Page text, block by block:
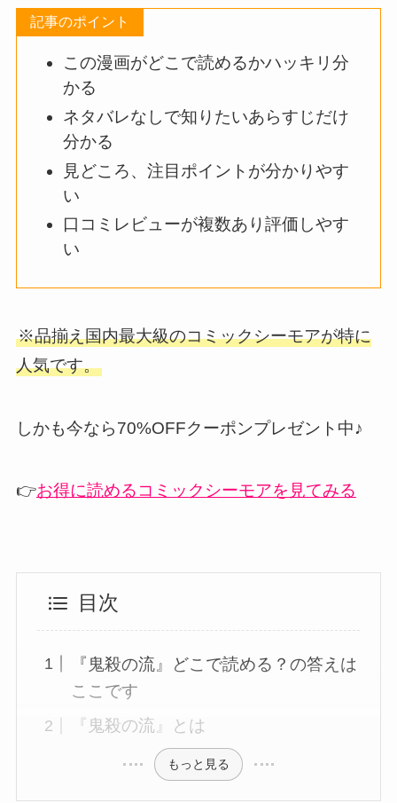
記事のポイント
この漫画がどこで読めるかハッキリ分
かる
ネタバレなしで知りたいあらすじだけ
分かる
見どころ、注目ポイントが分かりやす
い
口コミレビューが複数あり評価しやす
い
※品揃え国内最大級のコミックシーモアが特に
人気です。
しかも今なら70%OFFクーポンプレゼント中♪
👉お得に読めるコミックシーモアを見てみる
目次
『鬼殺の流』どこで読める？の答えは
ここです
『鬼殺の流』とは
もっと見る